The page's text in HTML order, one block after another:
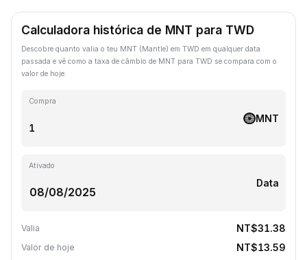
Calculadora histórica de MNT para TWD
Descobre quanto valia o teu MNT (Mantle) em TWD em qualquer data
passada e vê como a taxa de câmbio de MNT para TWD se compara com o
valor de hoje.
Compra
MNT
Ativado
Data
Valia NT$31.38
Valor de hoje NT$13.59